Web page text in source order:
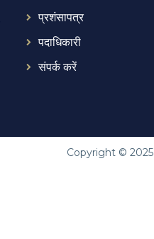
प्रशंसापत्र
पदाधिकारी
संपर्क करें
Copyright © 2025